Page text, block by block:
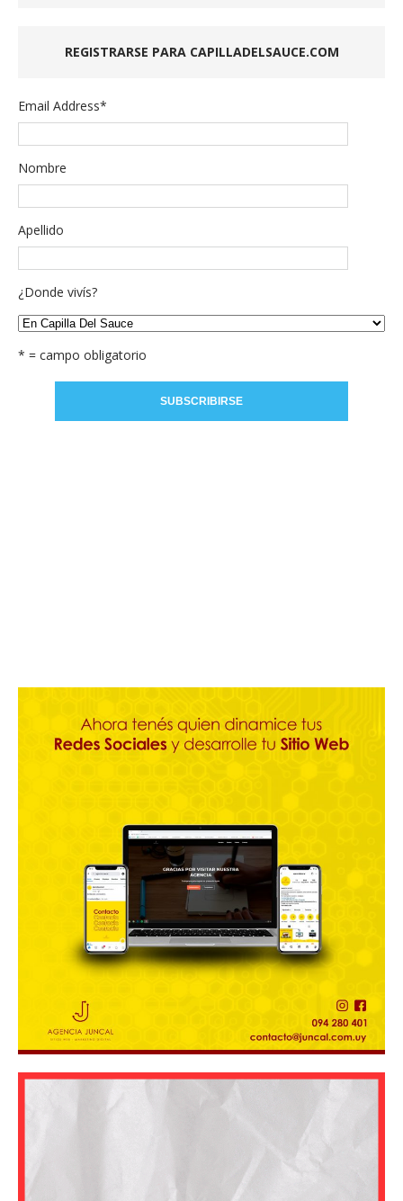
REGISTRARSE PARA CAPILLADELSAUCE.COM
Email Address*
Nombre
Apellido
¿Donde vivís?
* = campo obligatorio